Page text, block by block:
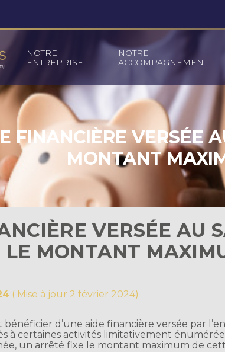
Principal
NOTRE
ENTREPRISE
NOTRE
ACCOMPAGNEMENT
FINANCIÈRE VERSÉE
MONTANT
VERSÉE AU
LE MONTANT
( Mise à jour 2 février 2024)
bénéficier d’une aide financière versée par
à certaines activités limitativement
un arrêté fixe le montant maximum de